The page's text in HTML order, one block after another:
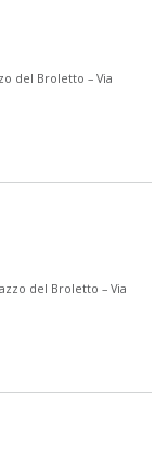
del Broletto – Via
del Broletto – Via